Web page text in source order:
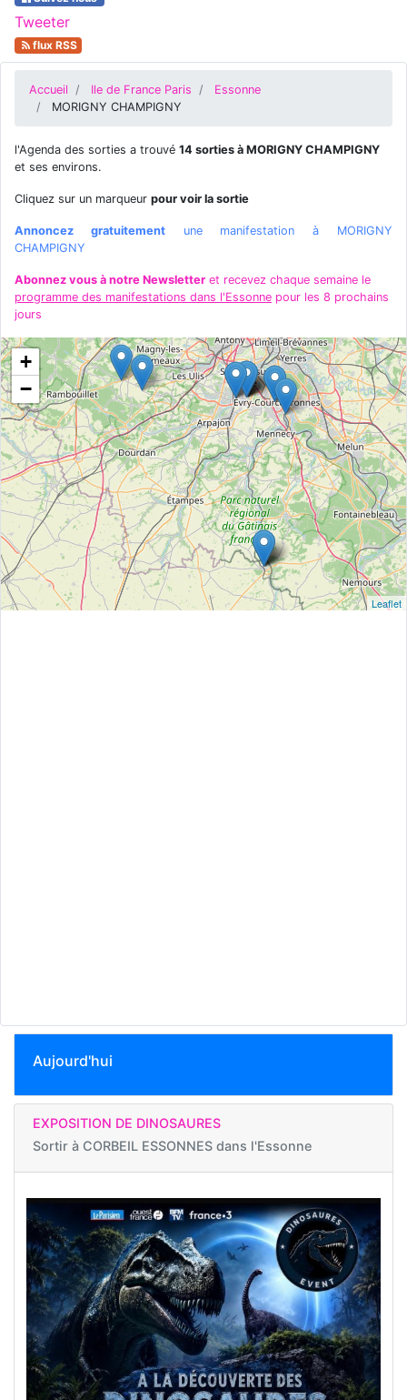
Tweeter
flux RSS
Accueil Ile de France Paris
Essonne
MORIGNY CHAMPIGNY
l'Agenda des sorties a trouvé 14 sorties à MORIGNY CHAMPIGNY
et ses environs.
Cliquez sur un marqueur pour voir la sortie
Annoncez gratuitementune manifestation à MORIGNY
CHAMPIGNY
Abonnez vous à notre Newsletter et recevez chaque semaine le
programme des manifestations dans l'Essonne pour les 8 prochains
jours
+
−
Leaflet
Aujourd'hui
EXPOSITION DE DINOSAURES
Sortir à CORBEIL ESSONNES dans l'Essonne